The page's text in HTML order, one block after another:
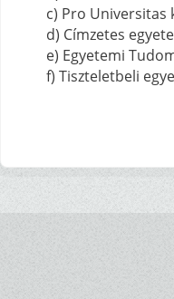
c) Pro Universitas
d) Címzetes
e) Egyetemi
f) Tiszteletbeli